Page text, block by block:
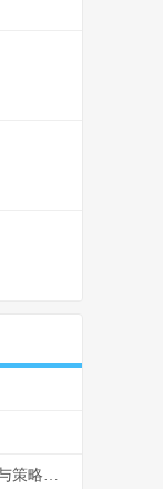
第八届王者荣耀总决赛全面解析：精妙对决与策略运用